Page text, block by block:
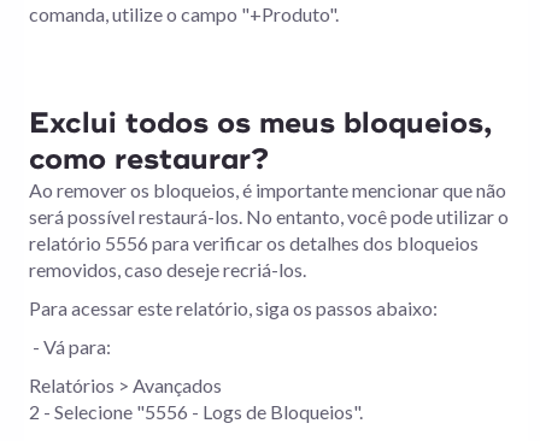
comanda, utilize o campo "+Produto".
Exclui todos os meus bloqueios,
como restaurar?
Ao remover os bloqueios, é importante mencionar que não
será possível restaurá-los. No entanto, você pode utilizar o
relatório 5556 para verificar os detalhes dos bloqueios
removidos, caso deseje recriá-los.
Para acessar este relatório, siga os passos abaixo:
- Vá para:
Relatórios > Avançados
2 - Selecione "5556 - Logs de Bloqueios".